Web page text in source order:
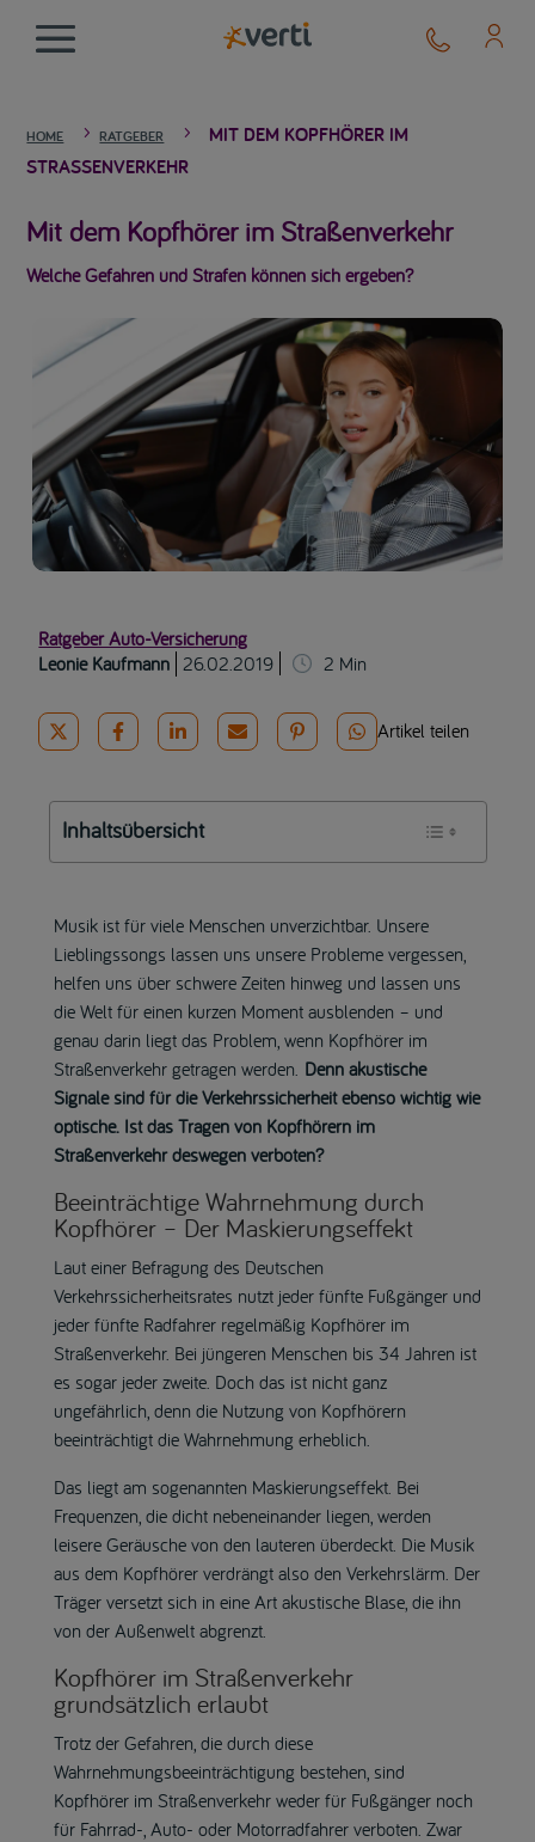
HOME 5 RATGEBER 5
MIT DEM KOPFHÖRER IM
STRASSENVERKEHR
Mit dem Kopfhörer im Straßenverkehr
Welche Gefahren und Strafen können sich ergeben?
Ratgeber Auto-Versicherung
Leonie Kaufmann 26.02.2019 2 Min
Artikel teilen
Inhaltsübersicht
Musik ist für viele Menschen unverzichtbar. Unsere
Lieblingssongs lassen uns unsere Probleme vergessen,
helfen uns über schwere Zeiten hinweg und lassen uns
die Welt für einen kurzen Moment ausblenden – und
genau darin liegt das Problem, wenn Kopfhörer im
Straßenverkehr getragen werden. Denn akustische
Signale sind für die Verkehrssicherheit ebenso wichtig wie
optische. Ist das Tragen von Kopfhörern im
Straßenverkehr deswegen verboten?
Beeinträchtige Wahrnehmung durch
Kopfhörer – Der Maskierungseffekt
Laut einer Befragung des Deutschen
Verkehrssicherheitsrates nutzt jeder fünfte Fußgänger und
jeder fünfte Radfahrer regelmäßig Kopfhörer im
Straßenverkehr. Bei jüngeren Menschen bis 34 Jahren ist
es sogar jeder zweite. Doch das ist nicht ganz
ungefährlich, denn die Nutzung von Kopfhörern
beeinträchtigt die Wahrnehmung erheblich.
Das liegt am sogenannten Maskierungseffekt. Bei
Frequenzen, die dicht nebeneinander liegen, werden
leisere Geräusche von den lauteren überdeckt. Die Musik
aus dem Kopfhörer verdrängt also den Verkehrslärm. Der
Träger versetzt sich in eine Art akustische Blase, die ihn
von der Außenwelt abgrenzt.
Kopfhörer im Straßenverkehr
grundsätzlich erlaubt
Trotz der Gefahren, die durch diese
Wahrnehmungsbeeinträchtigung bestehen, sind
Kopfhörer im Straßenverkehr weder für Fußgänger noch
für Fahrrad-, Auto- oder Motorradfahrer verboten. Zwar